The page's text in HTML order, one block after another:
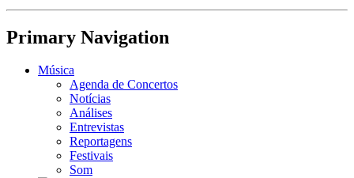
Primary Navigation
Música
Agenda de Concertos
Notícias
Análises
Entrevistas
Reportagens
Festivais
Som